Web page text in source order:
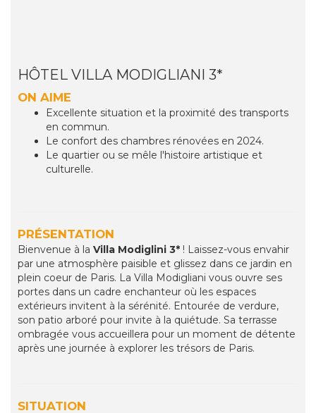
HÔTEL VILLA MODIGLIANI 3*
ON AIME
Excellente situation et la proximité des transports
en commun.
Le confort des chambres rénovées en 2024.
Le quartier ou se mêle l'histoire artistique et
culturelle.
PRÉSENTATION
Bienvenue à la Villa Modiglini 3* ! Laissez-vous envahir
par une atmosphère paisible et glissez dans ce jardin en
plein coeur de Paris. La Villa Modigliani vous ouvre ses
portes dans un cadre enchanteur où les espaces
extérieurs invitent à la sérénité. Entourée de verdure,
son patio arboré pour invite à la quiétude. Sa terrasse
ombragée vous accueillera pour un moment de détente
après une journée à explorer les trésors de Paris.
SITUATION